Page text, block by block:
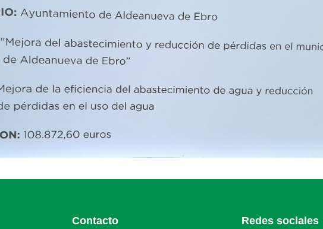
Contacto Redes sociales